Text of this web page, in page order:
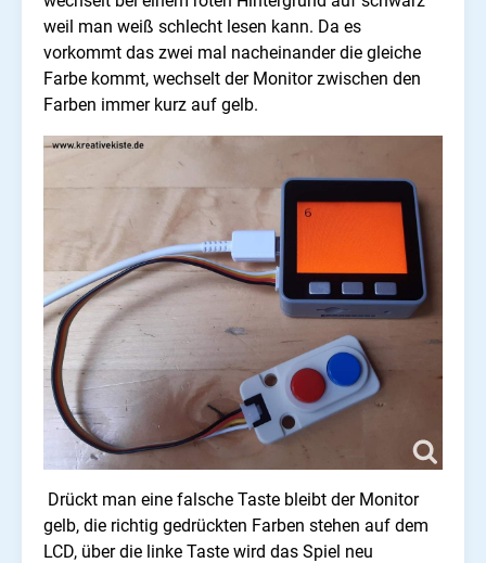
weil man weiß schlecht lesen kann. Da es
vorkommt das zwei mal nacheinander die gleiche
Farbe kommt, wechselt der Monitor zwischen den
Farben immer kurz auf gelb.
Drückt man eine falsche Taste bleibt der Monitor
gelb, die richtig gedrückten Farben stehen auf dem
LCD, über die linke Taste wird das Spiel neu